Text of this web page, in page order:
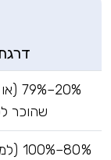
שהוכר לפני
80%–100% (למעט סוגים חריגים)